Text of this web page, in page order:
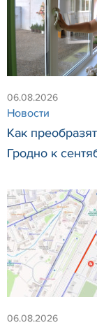
06.08.2026
Новости
Как
Гродно к
06.08.2026